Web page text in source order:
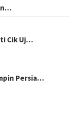
Cik Uj…
Persia…